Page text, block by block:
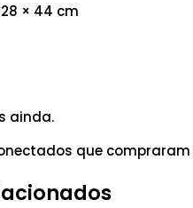
× 44 cm
ainda.
que